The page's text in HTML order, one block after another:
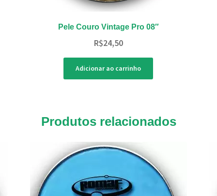
Pele Couro Vintage Pro 08″
R$24,50
Adicionar ao carrinho
Produtos relacionados